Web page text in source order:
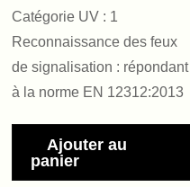
Catégorie UV : 1
Reconnaissance des feux
de signalisation : répondant
à la norme EN 12312:2013
Ajouter au
panier